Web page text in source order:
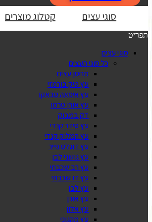
סוגי עצים קטלוג מוצרים
תפריט
סוגי עצים
כל סוגי העצים
מחסן עצים
עץ טיק בורמזי
עץ איפאה טבאקו
עץ אורן טרמו
דק במבוק
עץ סידר קנדי
עץ המלוק קנדי
עץ דוגלס פייר
עץ גושני לבן
עץ רב שכבתי
עץ דו שכבתי
עץ לבן
עץ אורן
עץ אלון
עץ מהגוני